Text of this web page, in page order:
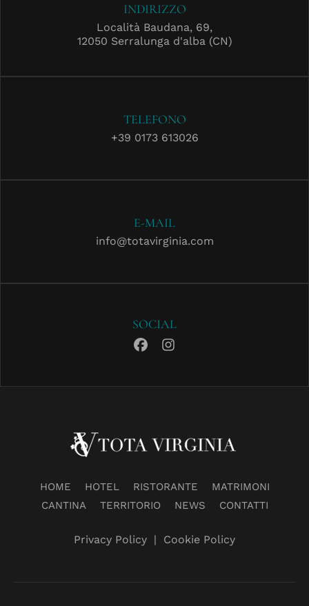
INDIRIZZO
Località Baudana, 69,
12050 Serralunga d'alba (CN)
TELEFONO
+39 0173 613026
E-MAIL
info@totavirginia.com
SOCIAL
HOME HOTEL RISTORANTE
MATRIMONI
CANTINA
TERRITORIO NEWS CONTATTI
Privacy Policy | Cookie Policy